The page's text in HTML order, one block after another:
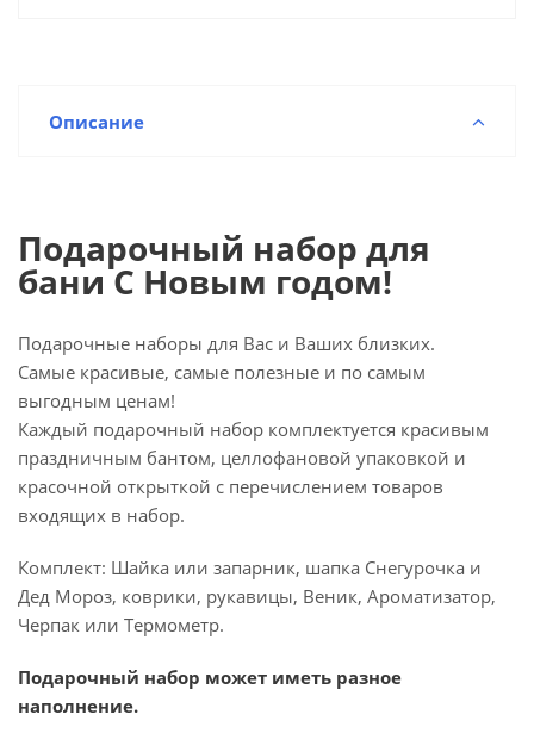
Описание
Подарочный набор для
бани С Новым годом!
Подарочные наборы для Вас и Ваших близких.
Самые красивые, самые полезные и по самым
выгодным ценам!
Каждый подарочный набор комплектуется красивым
праздничным бантом, целлофановой упаковкой и
красочной открыткой с перечислением товаров
входящих в набор.
Комплект: Шайка или запарник, шапка Снегурочка и
Дед Мороз, коврики, рукавицы, Веник, Ароматизатор,
Черпак или Термометр.
Подарочный набор может иметь разное
наполнение.